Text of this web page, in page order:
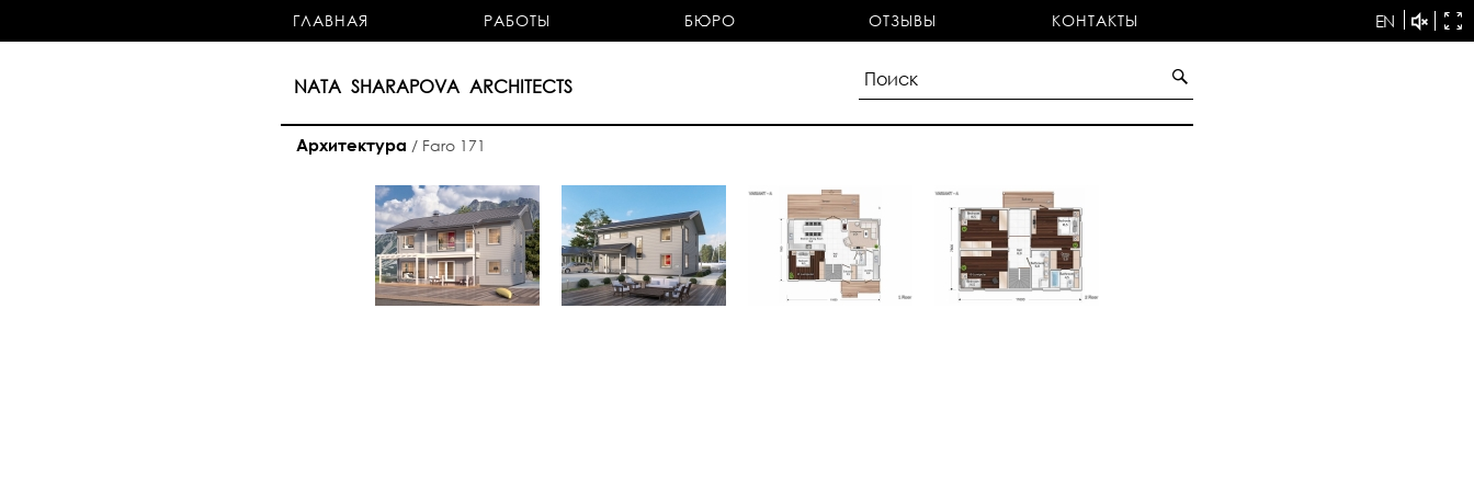
ГЛАВНАЯ РАБОТЫ БЮРО ОТЗЫВЫ КОНТАКТЫ EN
NATA SHARAPOVA ARCHITECTS
Архитектура / Faro 171